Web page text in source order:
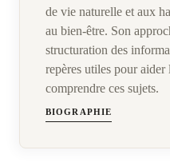
de vie naturelle et aux
au bien-être. Son
structuration des
repères utiles pour aider
comprendre ces sujets.
BIOGRAPHIE